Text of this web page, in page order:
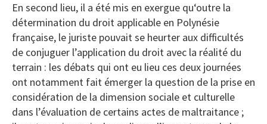
En second lieu, il a été mis en exergue qu‘outre la
détermination du droit applicable en Polynésie
française, le juriste pouvait se heurter aux difficultés
de conjuguer l’application du droit avec la réalité du
terrain : les débats qui ont eu lieu ces deux journées
ont notamment fait émerger la question de la prise en
considération de la dimension sociale et culturelle
dans l’évaluation de certains actes de maltraitance ;